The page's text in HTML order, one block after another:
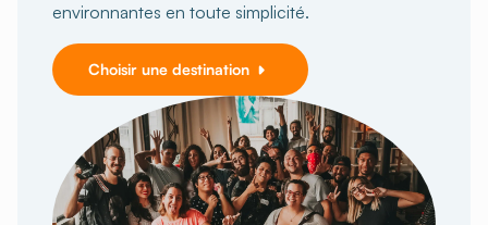
environnantes en toute simplicité.
Choisir une destination